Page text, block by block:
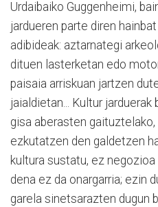
Urdaibaiko Guggenheimi,
jardueren parte diren
adibideak: aztarnategi
dituen lasterketan edo
paisaia arriskuan jartzen
jaialdietan... Kultur
gisa aberasten
ezkutatzen den galdetzen
kultura sustatu, ez
dena ez da onargarria; ezin
garela sinetsarazten dugun